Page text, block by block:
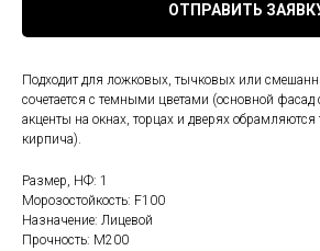
ОТПРАВИТЬ
Подходит для ложковых, тычковых или
сочетается с темными цветами (основной фасад
акценты на окнах, торцах и дверях
кирпича).
Размер, НФ: 1
Морозостойкость: F100
Назначение: Лицевой
Прочность: М200